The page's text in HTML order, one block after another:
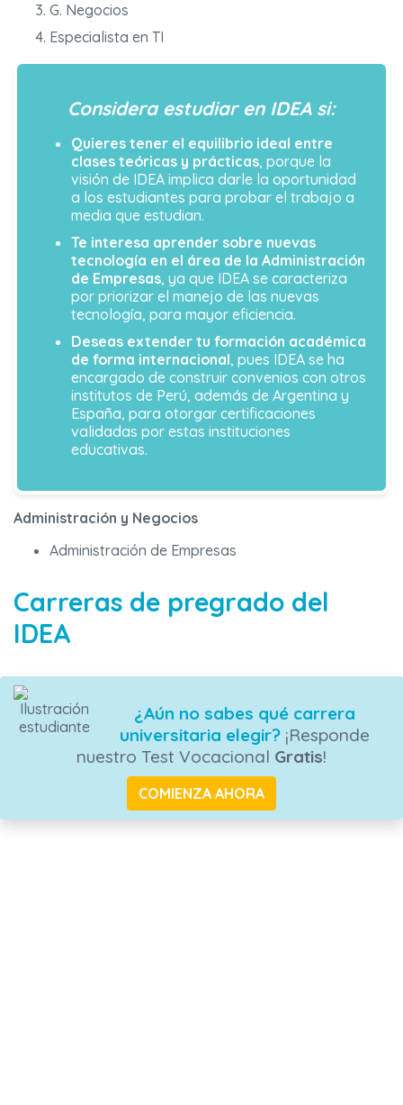
G. Negocios
Especialista en TI
Considera estudiar en IDEA si:
Quieres tener el equilibrio ideal entre
clases teóricas y prácticas, porque la
visión de IDEA implica darle la oportunidad
a los estudiantes para probar el trabajo a
media que estudian.
Te interesa aprender sobre nuevas
tecnología en el área de la Administración
de Empresas, ya que IDEA se caracteriza
por priorizar el manejo de las nuevas
tecnología, para mayor eficiencia.
Deseas extender tu formación académica
de forma internacional, pues IDEA se ha
encargado de construir convenios con otros
institutos de Perú, además de Argentina y
España, para otorgar certificaciones
validadas por estas instituciones
educativas.
Administración y Negocios
Administración de Empresas
Carreras de pregrado del
IDEA
¿Aún no sabes qué carrera
universitaria elegir?¡Responde
nuestro Test Vocacional Gratis!
COMIENZA AHORA